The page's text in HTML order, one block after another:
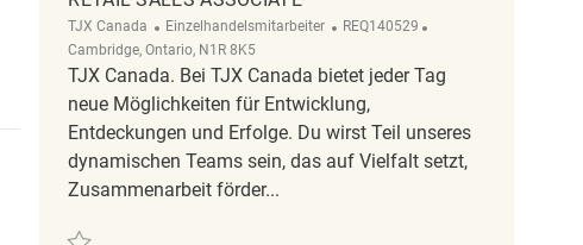
TJX Canada Kategorie
Einzelhandelsmitarbeiter ReqId
REQ140529
Cambridge, Ontario, N1R 8K5
TJX Canada. Bei TJX Canada bietet jeder Tag
neue Möglichkeiten für Entwicklung,
Entdeckungen und Erfolge. Du wirst Teil unseres
dynamischen Teams sein, das auf Vielfalt setzt,
Zusammenarbeit förder...
Retten Retail Sales Associate REQ140529